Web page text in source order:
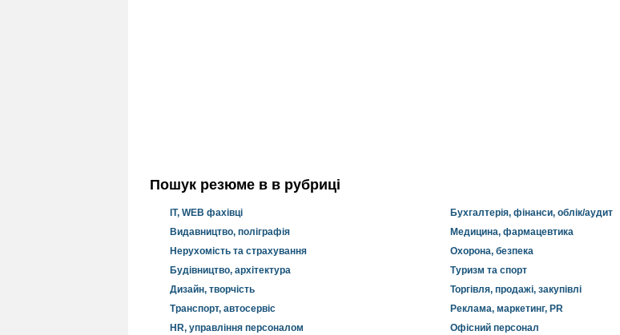
Пошук резюме в в рубриці
IT, WEB фахівці
Бухгалтерія, фінанси, облік/аудит
Видавництво, поліграфія
Медицина, фармацевтика
Нерухомість та страхування
Охорона, безпека
Будівництво, архітектура
Туризм та спорт
Дизайн, творчість
Торгівля, продажі, закупівлі
Транспорт, автосервіс
Реклама, маркетинг, PR
HR, управління персоналом
Офісний персонал